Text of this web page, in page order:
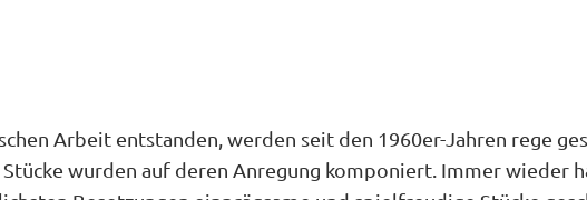
Arbeit entstanden, werden seit den 1960er-Jahren rege
wurden auf deren Anregung komponiert. Immer wieder